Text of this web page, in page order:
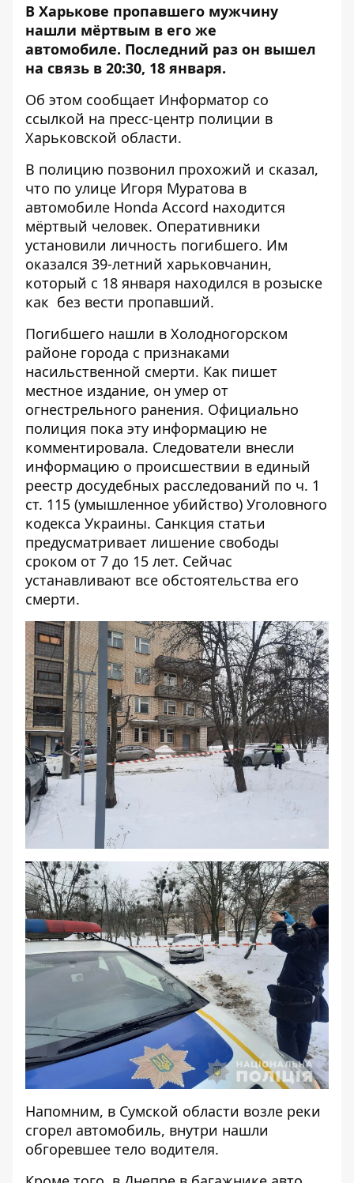
В Харькове пропавшего мужчину
нашли мёртвым в его же
автомобиле. Последний раз он вышел
на связь в 20:30, 18 января.
Об этом сообщает Информатор со
ссылкой на пресс-центр полиции в
Харьковской области.
В полицию позвонил прохожий и сказал,
что по улице Игоря Муратова в
автомобиле Honda Accord находится
мёртвый человек. Оперативники
установили личность погибшего. Им
оказался 39-летний харьковчанин,
который с 18 января находился в розыске
как без вести пропавший.
Погибшего нашли в Холодногорском
районе города с признаками
насильственной смерти. Как пишет
местное издание, он умер от
огнестрельного ранения. Официально
полиция пока эту информацию не
комментировала. Следователи внесли
информацию о происшествии в единый
реестр досудебных расследований по ч. 1
ст. 115 (умышленное убийство) Уголовного
кодекса Украины. Санкция статьи
предусматривает лишение свободы
сроком от 7 до 15 лет. Сейчас
устанавливают все обстоятельства его
смерти.
Напомним, в Сумской области возле реки
сгорел автомобиль, внутри нашли
обгоревшее тело водителя.